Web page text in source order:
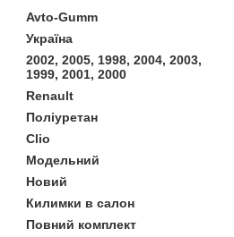
Avto-Gumm
Україна
2002, 2005, 1998, 2004, 2003,
1999, 2001, 2000
Renault
Поліуретан
Clio
Модельний
Новий
Килимки в салон
Повний комплект